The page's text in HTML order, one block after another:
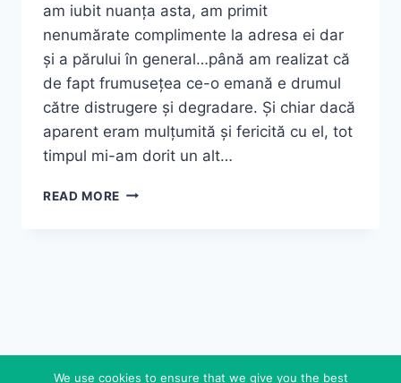
am iubit nuanța asta, am primit
nenumărate complimente la adresa ei dar
și a părului în general…până am realizat că
de fapt frumusețea ce-o emană e drumul
către distrugere și degradare. Și chiar dacă
aparent eram mulțumită și fericită cu el, tot
timpul mi-am dorit un alt…
READ MORE RUTINA
We use cookies to ensure that we give you the best